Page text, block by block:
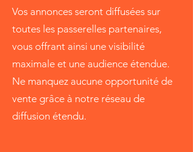
Vos annonces seront diffusées sur
toutes les passerelles partenaires,
vous offrant ainsi une visibilité
maximale et une audience étendue.
Ne manquez aucune opportunité de
vente grâce à notre réseau de
diffusion étendu.